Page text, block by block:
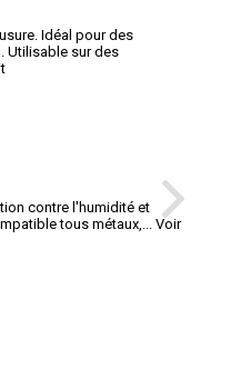
Idéal pour des
Utilisable sur des
contre l'humidité et
tous métaux,...
Voir